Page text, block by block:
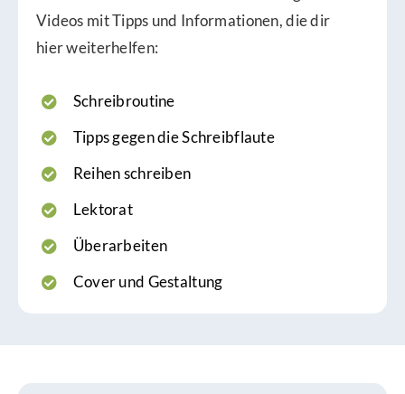
Videos mit Tipps und Informationen, die dir
hier weiterhelfen:
Schreibroutine
Tipps gegen die Schreibflaute
Reihen schreiben
Lektorat
Überarbeiten
Cover und Gestaltung